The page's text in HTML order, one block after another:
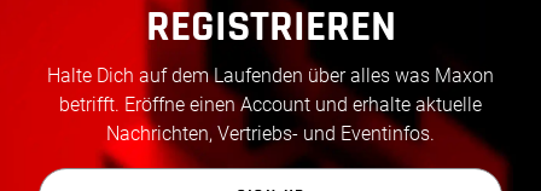
REGISTRIEREN
Halte Dich auf dem Laufenden über alles was Maxon
betrifft. Eröffne einen Account und erhalte aktuelle
Nachrichten, Vertriebs- und Eventinfos.